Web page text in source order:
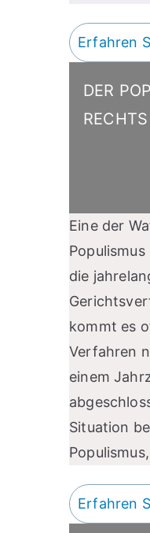
Erfahren
DER
RECHTS
Eine der
die
kommt es
Verfahren
einem
Situation
Erfahren